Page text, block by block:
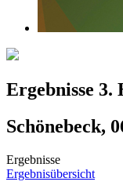
Ergebnisse 3.
Schönebeck,
Ergebnisse
Ergebnisübersicht